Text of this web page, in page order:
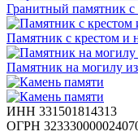
Гранитный памятник с
Памятник с крестом и
Памятник на могилу
ИНН 331501814313
ОГРН